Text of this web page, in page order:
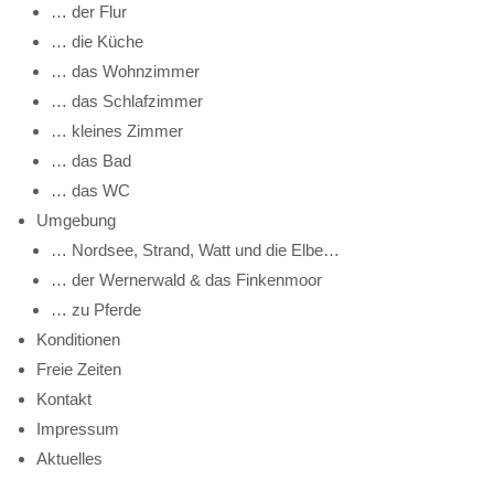
… der Flur
… die Küche
… das Wohnzimmer
… das Schlafzimmer
… kleines Zimmer
… das Bad
… das WC
Umgebung
… Nordsee, Strand, Watt und die Elbe…
… der Wernerwald & das Finkenmoor
… zu Pferde
Konditionen
Freie Zeiten
Kontakt
Impressum
Aktuelles